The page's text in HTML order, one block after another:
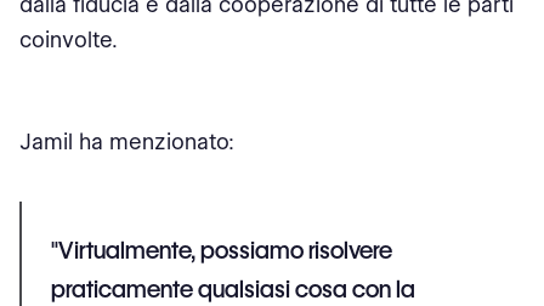
coinvolte.
Jamil ha menzionato:
"Virtualmente, possiamo risolvere
praticamente qualsiasi cosa con la